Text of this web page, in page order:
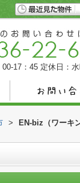
17：45 定休日：
>
EN-biz（ワーキ